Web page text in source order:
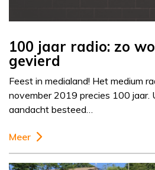
100 jaar radio: zo
gevierd
Feest in medialand! Het medium
november 2019 precies 100 jaar.
aandacht besteed…
Meer